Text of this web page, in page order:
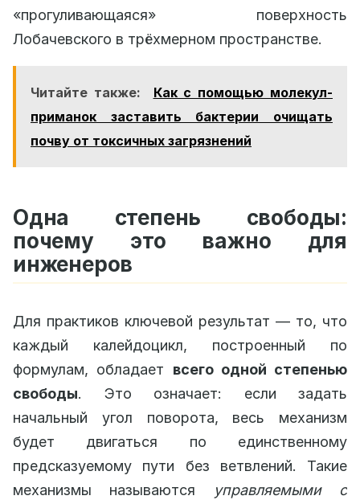
«прогуливающаяся» поверхность
Лобачевского в трёхмерном пространстве.
Читайте также:
Как с помощью молекул-
приманок заставить бактерии очищать
почву от токсичных загрязнений
Одна степень свободы:
почему это важно для
инженеров
Для практиков ключевой результат — то, что
каждый калейдоцикл, построенный по
формулам, обладает всего одной степенью
свободы. Это означает: если задать
начальный угол поворота, весь механизм
будет двигаться по единственному
предсказуемому пути без ветвлений. Такие
механизмы называются
управляемыми с